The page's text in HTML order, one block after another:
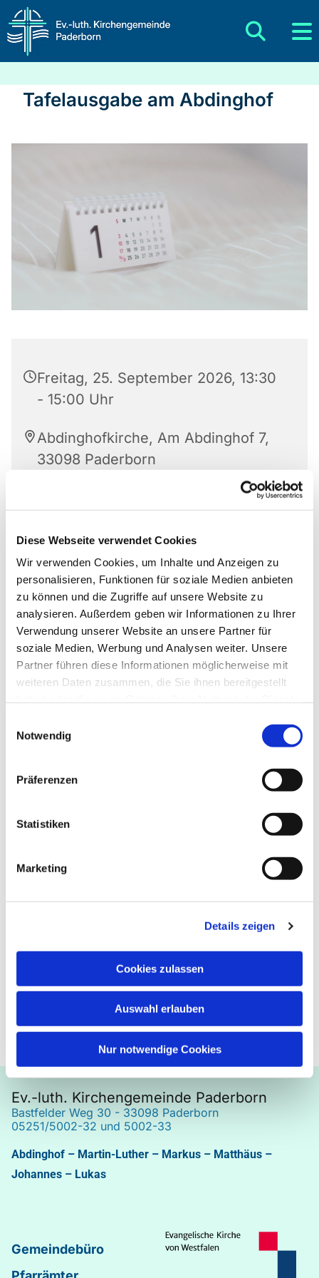
Diese Webseite verwendet Cookies
Wir verwenden Cookies, um Inhalte und Anzeigen zu
personalisieren, Funktionen für soziale Medien anbieten
zu können und die Zugriffe auf unsere Website zu
analysieren. Außerdem geben wir Informationen zu Ihrer
Verwendung unserer Website an unsere Partner für
soziale Medien, Werbung und Analysen weiter. Unsere
Partner führen diese Informationen möglicherweise mit
weiteren Daten zusammen, die Sie ihnen bereitgestellt
Notwendig
Präferenzen
Statistiken
Marketing
Details zeigen
Cookies zulassen
Auswahl erlauben
Nur notwendige Cookies
Tafelausgabe am Abdinghof
Freitag, 25. September 2026, 13:30
- 15:00 Uhr
Abdinghofkirche, Am Abdinghof 7,
33098 Paderborn
Anmeldungen für die Gäste der Tafel nimmt die
zentrale Anlaufstelle entgegen:
Bayernweg 58
33102 Paderborn
05251/8790760
Kontakt für die ehrenamtlichen Mitarbeitenden der
Doris Moosburger
Ev.-luth. Kirchengemeinde Paderborn
Bastfelder Weg 30 - 33098 Paderborn
05251/5002-32 und 5002-33
Abdinghof – Martin-Luther – Markus – Matthäus –
Johannes – Lukas
Gemeindebüro